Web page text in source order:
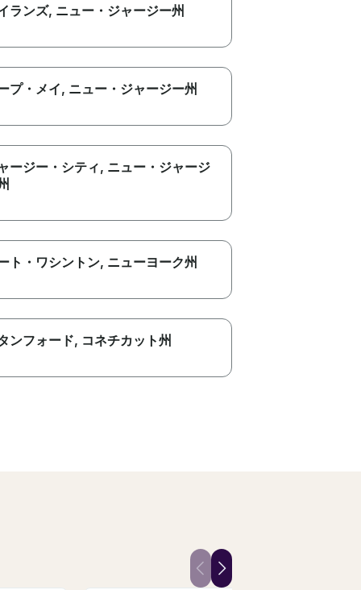
ランズ, ニュー・ジャージー州
プ・メイ, ニュー・ジャージー州
ージー・シティ, ニュー・ジャージ
ト・ワシントン, ニューヨーク州
ンフォード, コネチカット州